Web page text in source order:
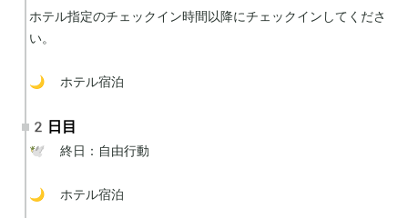
ホテル指定のチェックイン時間以降にチェックインしてくださ
い。
🌙 ホテル宿泊
2日目
🕊 終日：自由行動
🌙 ホテル宿泊